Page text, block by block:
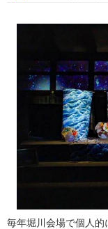
毎年堀川会場で個人的